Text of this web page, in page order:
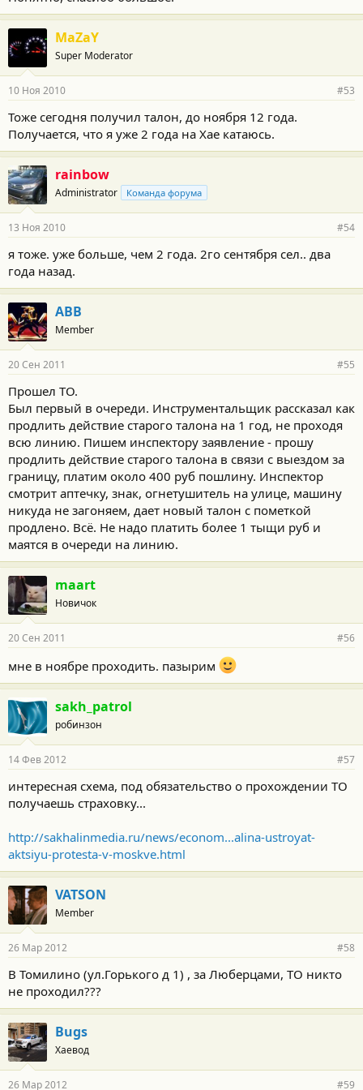
MaZaY
Super Moderator
10 Ноя 2010 #53
Тоже сегодня получил талон, до ноября 12 года.
Получается, что я уже 2 года на Хае катаюсь.
rainbow
Administrator Команда форума
13 Ноя 2010 #54
я тоже. уже больше, чем 2 года. 2го сентября сел.. два
года назад.
АВВ
Member
20 Сен 2011 #55
Прошел ТО.
Был первый в очереди. Инструментальщик рассказал как
продлить действие старого талона на 1 год, не проходя
всю линию. Пишем инспектору заявление - прошу
продлить действие старого талона в связи с выездом за
границу, платим около 400 руб пошлину. Инспектор
смотрит аптечку, знак, огнетушитель на улице, машину
никуда не загоняем, дает новый талон с пометкой
продлено. Всё. Не надо платить более 1 тыщи руб и
маятся в очереди на линию.
maart
Новичок
20 Сен 2011 #56
мне в ноябре проходить. пазырим
sakh_patrol
робинзон
14 Фев 2012 #57
интересная схема, под обязательство о прохождении ТО
получаешь страховку...
http://sakhalinmedia.ru/news/econom...alina-ustroyat-
aktsiyu-protesta-v-moskve.html
VATSON
Member
26 Мар 2012 #58
В Томилино (ул.Горького д 1) , за Люберцами, ТО никто
не проходил???
Bugs
Хаевод
26 Мар 2012 #59